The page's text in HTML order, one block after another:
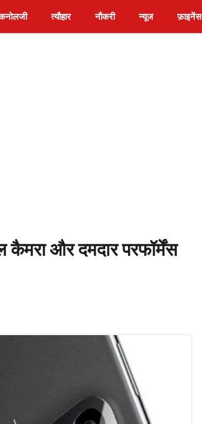
त्यौहार नौकरी न्यूज फ़ाइनेंस
और दमदार परफॉर्मेंस